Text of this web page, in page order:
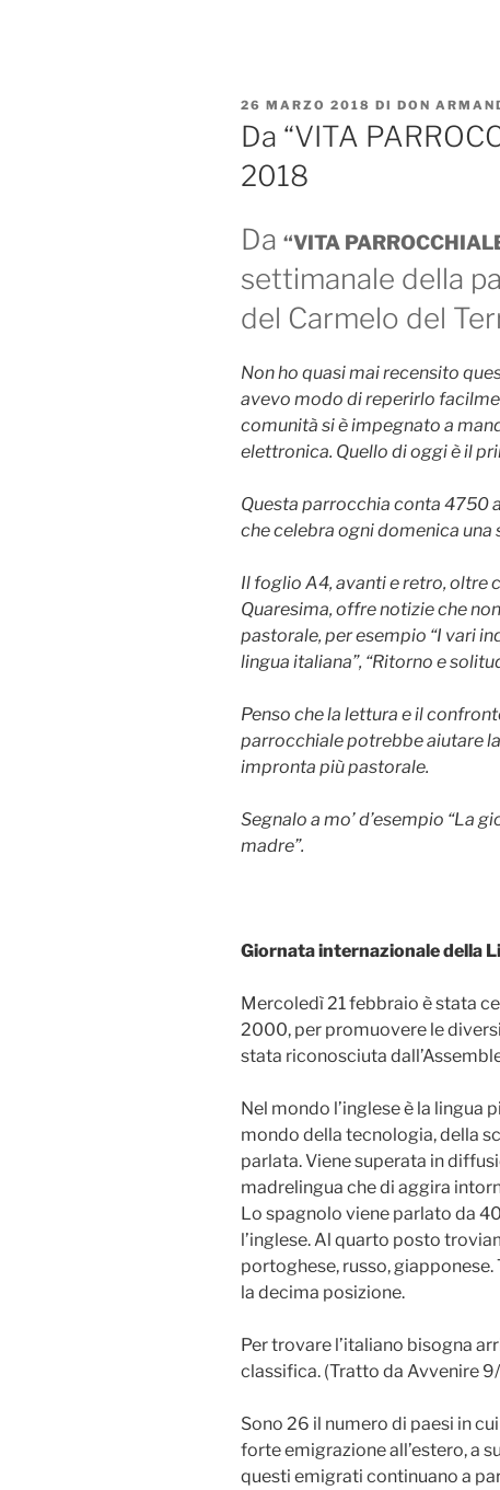
PUBBLICATO
IL
26 MARZO 2018 DI DON
Da “VITA
2018
Da “VITA
settimanale della
del Carmelo del
Non ho quasi mai recensito
avevo modo di reperirlo
comunità si è impegnato a
elettronica. Quello di oggi è il
Questa parrocchia conta 4750
che celebra ogni domenica una
Il foglio A4, avanti e retro, oltre
Quaresima, offre notizie che
pastorale, per esempio “I vari
lingua italiana”, “Ritorno e
Penso che la lettura e il
parrocchiale potrebbe aiutare
impronta più pastorale.
Segnalo a mo’ d’esempio “La
madre”.
Giornata internazionale della
Mercoledì 21 febbraio è stata
2000, per promuovere le
stata riconosciuta
Nel mondo l’inglese è la lingua
mondo della tecnologia, della
parlata. Viene superata in
madrelingua che di aggira
Lo spagnolo viene parlato da
l’inglese. Al quarto posto
portoghese, russo,
la decima posizione.
Per trovare l’italiano bisogna
classifica. (Tratto da Avvenire
Sono 26 il numero di paesi in
forte emigrazione all’estero, a
questi emigrati continuano a